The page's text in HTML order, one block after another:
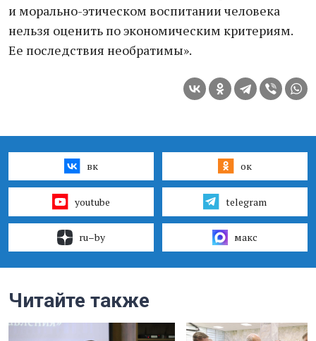
и морально-этическом воспитании человека
нельзя оценить по экономическим критериям.
Ее последствия необратимы».
вк ок
youtube telegram
ru–by макс
Читайте также